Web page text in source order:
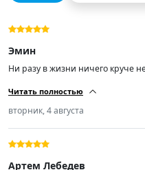
Эмин
Ни разу в жизни ничего круче
Читать полностью
вторник, 4 августа
Артем Лебедев